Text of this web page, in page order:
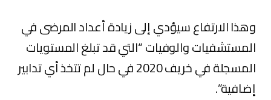
وهذا الارتفاع سيؤدي إلى زيادة أعداد المرضى في
المستشفيات والوفيات “التي قد تبلغ المستويات
المسجلة في خريف 2020 في حال لم تتخذ أي تدابير
إضافية”.